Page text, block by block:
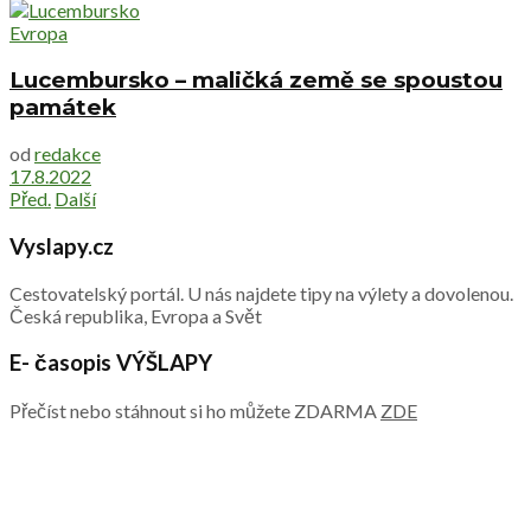
Evropa
Lucembursko – maličká země se spoustou
památek
od redakce
17.8.2022
Před. Další
Vyslapy.cz
Cestovatelský portál. U nás najdete tipy na výlety a dovolenou.
Česká republika, Evropa a Svět
E- časopis VÝŠLAPY
Přečíst nebo stáhnout si ho můžete ZDARMA ZDE